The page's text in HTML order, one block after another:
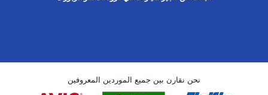
نحن نقارن بين جميع الموردين المعروفين